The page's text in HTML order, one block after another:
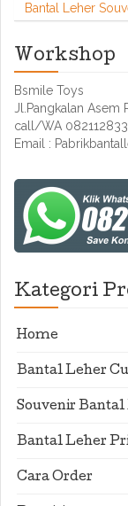
Bantal Leher
Workshop
Bsmile Toys
Jl.Pangkalan Asem
call/WA
Email :
Kategori
Home
Bantal Leher
Souvenir
Bantal Leher
Cara Order